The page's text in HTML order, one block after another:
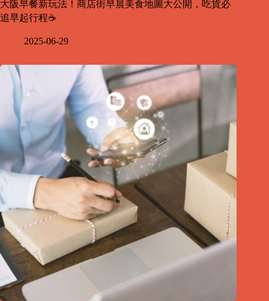
大阪早餐新玩法！商店街早晨美食地圖大公開，吃貨必
追早起行程☕
2025-06-29